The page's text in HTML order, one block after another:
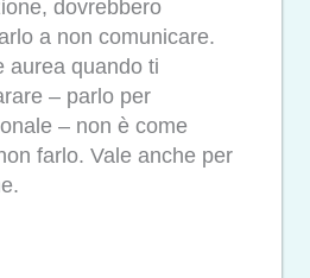
dovrebbero
a non comunicare.
aurea quando ti
– parlo per
– non è come
farlo. Vale anche per